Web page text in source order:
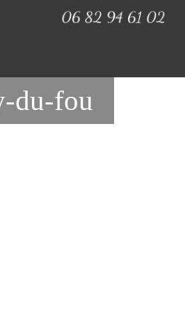
du-fou